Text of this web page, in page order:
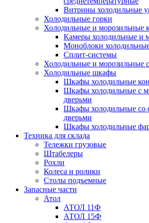
Витрины холодильные
Холодильные горки
Холодильные и морозильные
Камеры холодильные и
Моноблоки
Сплит-системы
Холодильные и морозильные
Холодильные шкафы
Шкафы холодильные
Шкафы холодильные с
дверьми
Шкафы холодильные со
дверьми
Шкафы холодильные
Техника для склада
Тележки грузовые
Штабелеры
Рохли
Колеса и ролики
Столы подъемные
Запасные части
Атол
АТОЛ 11Ф
АТОЛ 15Ф